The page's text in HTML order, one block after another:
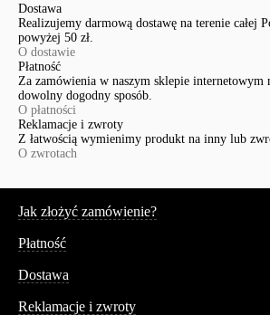
Dostawa
Realizujemy darmową dostawę na terenie całej
powyżej 50 zł.
O dostawie
Płatność
Za zamówienia w naszym sklepie internetowym
dowolny dogodny sposób.
O płatności
Reklamacje i zwroty
Z łatwością wymienimy produkt na inny lub
O zwrotach
Jak złożyć zamówienie?
Płatność
Dostawa
Reklamacje i zwroty